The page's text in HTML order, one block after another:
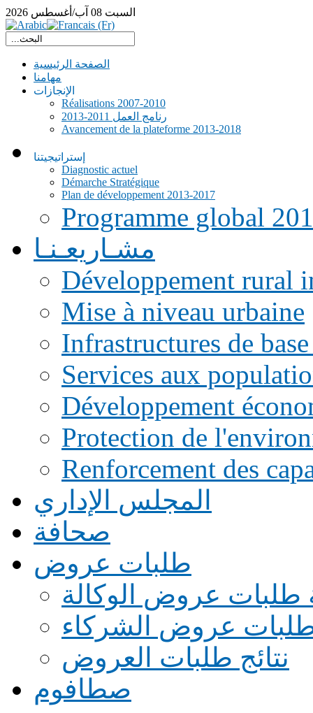
السبت 08 آب/أغسطس 2026
الصفحة الرئيسية
مهامنا
الإنجازات
Réalisations 2007-2010
رنامج العمل 2011-2013
Avancement de la plateforme 2013-2018
إستراتيجيتنا
Diagnostic actuel
Démarche Stratégique
Plan de développement 2013-2017
Programme global
مشـاريعـنـا
Développement rural
Mise à niveau urbaine
Infrastructures de
Services aux
Développement
Protection de
Renforcement des
المجلس الإداري
صحافة
طلبات عروض
طلبات عروض الوكالة
طلبات عروض الشركاء
نتائج طلبات العروض
صطافوم